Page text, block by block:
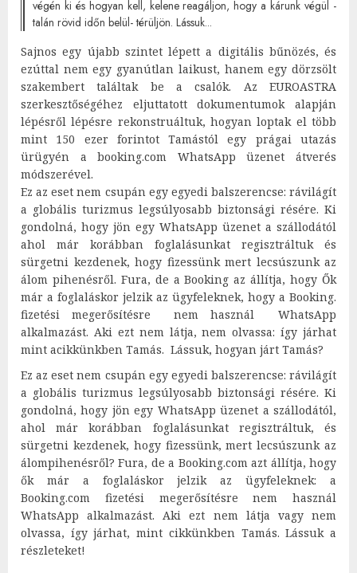
végén ki és hogyan kell, kelene reagáljon, hogy a kárunk végül -
talán rövid időn belül- térüljön. Lássuk...
Sajnos egy újabb szintet lépett a digitális bűnözés, és
ezúttal nem egy gyanútlan laikust, hanem egy dörzsölt
szakembert találtak be a csalók. Az EUROASTRA
szerkesztőségéhez eljuttatott dokumentumok alapján
lépésről lépésre rekonstruáltuk, hogyan loptak el több
mint 150 ezer forintot Tamástól egy prágai utazás
ürügyén a booking.com WhatsApp üzenet átverés
módszerével.
Ez az eset nem csupán egy egyedi balszerencse: rávilágít
a globális turizmus legsúlyosabb biztonsági résére. Ki
gondolná, hogy jön egy WhatsApp üzenet a szállodától
ahol már korábban foglalásunkat regisztráltuk és
sürgetni kezdenek, hogy fizessünk mert lecsúszunk az
álom pihenésről. Fura, de a Booking az állítja, hogy Ők
már a foglaláskor jelzik az ügyfeleknek, hogy a Booking.
fizetési megerősítésre nem használ WhatsApp
alkalmazást. Aki ezt nem látja, nem olvassa: így járhat
mint acikkünkben Tamás. Lássuk, hogyan járt Tamás?
Ez az eset nem csupán egy egyedi balszerencse: rávilágít
a globális turizmus legsúlyosabb biztonsági résére. Ki
gondolná, hogy jön egy WhatsApp üzenet a szállodától,
ahol már korábban foglalásunkat regisztráltuk, és
sürgetni kezdenek, hogy fizessünk, mert lecsúszunk az
álompihenésről? Fura, de a Booking.com azt állítja, hogy
ők már a foglaláskor jelzik az ügyfeleknek: a
Booking.com fizetési megerősítésre nem használ
WhatsApp alkalmazást. Aki ezt nem látja vagy nem
olvassa, így járhat, mint cikkünkben Tamás. Lássuk a
részleteket!